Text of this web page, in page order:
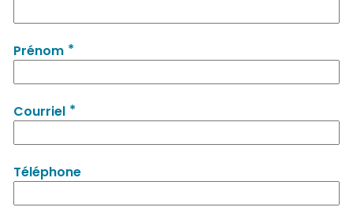
Prénom *
Courriel *
Téléphone